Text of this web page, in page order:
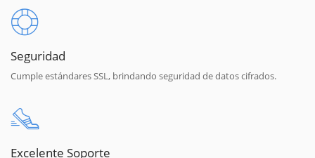
Seguridad
Cumple estándares SSL, brindando seguridad de datos cifrados.
Excelente Soporte